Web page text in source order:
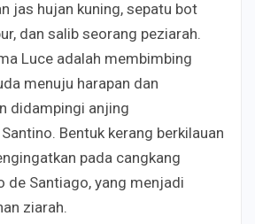
jas hujan kuning, sepatu bot
dan salib seorang peziarah.
Luce adalah membimbing
menuju harapan dan
didampingi anjing
Bentuk kerang berkilauan
pada cangkang
de Santiago, yang menjadi
ziarah.